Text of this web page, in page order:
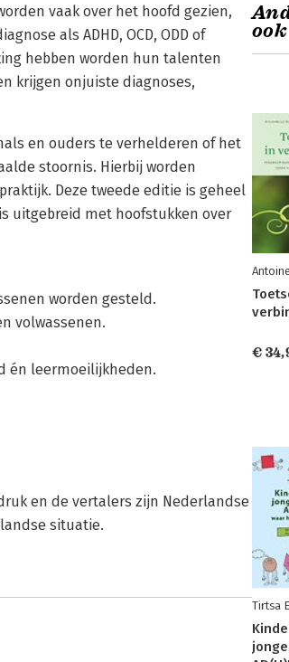
vaak over het hoofd gezien,
als ADHD, OCD, ODD of
hebben worden hun talenten
krijgen onjuiste diagnoses,
en ouders te verhelderen of het
stoornis. Hierbij worden
Deze tweede editie is geheel
uitgebreid met hoofstukken over
worden gesteld.
volwassenen.
én leermoeilijkheden.
en de vertalers zijn Nederlandse
situatie.
ook
€
Tirtsa